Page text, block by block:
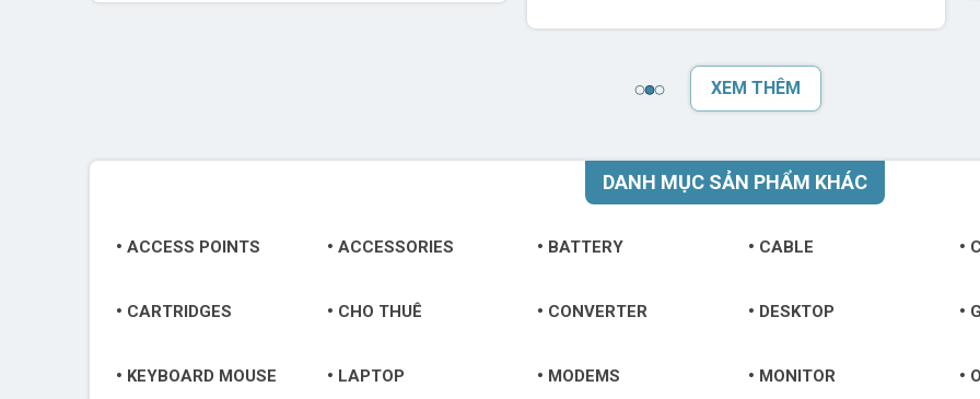
XEM THÊM
DANH MỤC SẢN PHẨM KHÁC
ACCESS POINTS ACCESSORIES BATTERY CABLE
CARTRIDGES CHO THUÊ CONVERTER DESKTOP
KEYBOARD MOUSE LAPTOP MODEMS MONITOR